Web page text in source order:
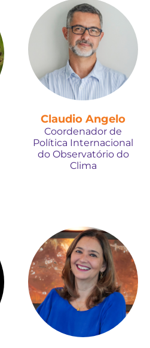
Claudio Angelo
Coordenador de
Política Internacional
do Observatório do
Clima